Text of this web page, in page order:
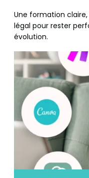
Une formation
légal pour rester
évolution.